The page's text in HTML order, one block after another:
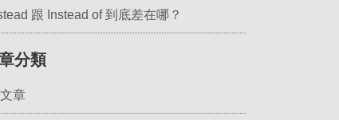
跟 Instead of 到底差在哪？
分類
章